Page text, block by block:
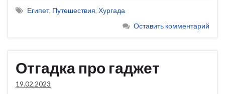
Египет, Путешествия, Хургада
Оставить комментарий
Отгадка про гаджет
19.02.2023